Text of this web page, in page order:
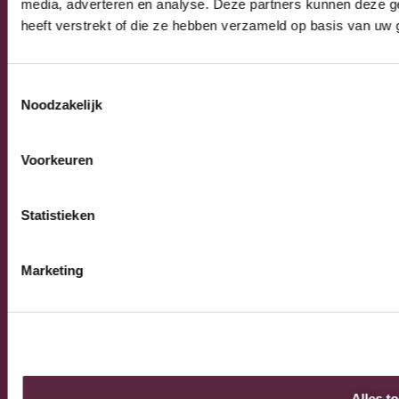
media, adverteren en analyse. Deze partners kunnen deze
heeft verstrekt of die ze hebben verzameld op basis van
Noodzakelijk
Voorkeuren
Statistieken
Marketing
Algemene verkoop-, leverings- en
Privacy Policy
© 2026 Burnex Group B.V. | Design by